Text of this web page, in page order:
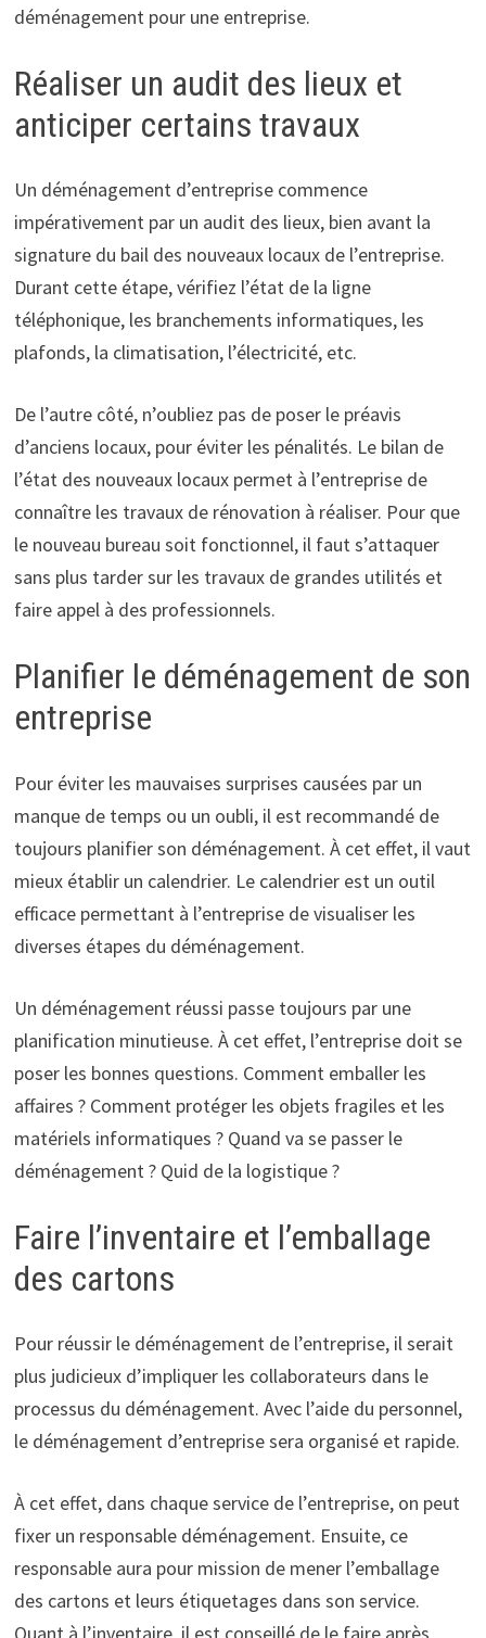
déménagement pour une entreprise.
Réaliser un audit des lieux et
anticiper certains travaux
Un déménagement d’entreprise commence
impérativement par un audit des lieux, bien avant la
signature du bail des nouveaux locaux de l’entreprise.
Durant cette étape, vérifiez l’état de la ligne
téléphonique, les branchements informatiques, les
plafonds, la climatisation, l’électricité, etc.
De l’autre côté, n’oubliez pas de poser le préavis
d’anciens locaux, pour éviter les pénalités. Le bilan de
l’état des nouveaux locaux permet à l’entreprise de
connaître les travaux de rénovation à réaliser. Pour que
le nouveau bureau soit fonctionnel, il faut s’attaquer
sans plus tarder sur les travaux de grandes utilités et
faire appel à des professionnels.
Planifier le déménagement de son
entreprise
Pour éviter les mauvaises surprises causées par un
manque de temps ou un oubli, il est recommandé de
toujours planifier son déménagement. À cet effet, il vaut
mieux établir un calendrier. Le calendrier est un outil
efficace permettant à l’entreprise de visualiser les
diverses étapes du déménagement.
Un déménagement réussi passe toujours par une
planification minutieuse. À cet effet, l’entreprise doit se
poser les bonnes questions. Comment emballer les
affaires ? Comment protéger les objets fragiles et les
matériels informatiques ? Quand va se passer le
déménagement ? Quid de la logistique ?
Faire l’inventaire et l’emballage
des cartons
Pour réussir le déménagement de l’entreprise, il serait
plus judicieux d’impliquer les collaborateurs dans le
processus du déménagement. Avec l’aide du personnel,
le déménagement d’entreprise sera organisé et rapide.
À cet effet, dans chaque service de l’entreprise, on peut
fixer un responsable déménagement. Ensuite, ce
responsable aura pour mission de mener l’emballage
des cartons et leurs étiquetages dans son service.